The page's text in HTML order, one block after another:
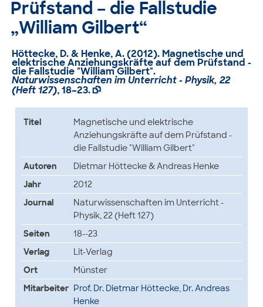
Prüfstand – die Fallstudie
„William Gilbert“
Höttecke, D. & Henke, A. (2012). Magnetische und
elektrische Anziehungskräfte auf dem Prüfstand -
die Fallstudie "William Gilbert".
Naturwissenschaften im Unterricht - Physik, 22
(Heft 127), 18–23. 
Titel
Magnetische und elektrische
Anziehungskräfte auf dem Prüfstand -
die Fallstudie "William Gilbert"
Autoren
Dietmar Höttecke & Andreas Henke
Jahr
2012
Journal
Naturwissenschaften im Unterricht -
Physik, 22 (Heft 127)
Seiten
18--23
Verlag
Lit-Verlag
Ort
Münster
Mitarbeiter Prof. Dr. Dietmar Höttecke, Dr. Andreas
Henke